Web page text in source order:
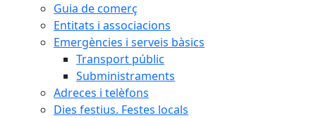
Guia de comerç
Entitats i associacions
Emergències i serveis bàsics
Transport públic
Subministraments
Adreces i telèfons
Dies festius. Festes locals